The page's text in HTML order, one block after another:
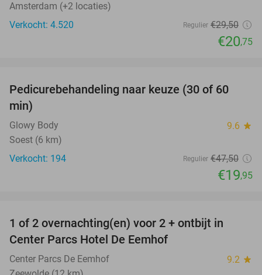
Amsterdam (+2 locaties)
Verkocht: 4.520
Regulier €29,50
€20,75
58%
Pedicurebehandeling naar keuze (30 of 60
min)
Glowy Body 9.6 star
Soest (6 km)
Verkocht: 194
Regulier €47,50
€19,95
1 of 2 overnachting(en) voor 2 + ontbijt in
Center Parcs Hotel De Eemhof
Center Parcs De Eemhof 9.2 star